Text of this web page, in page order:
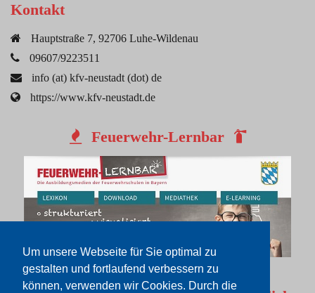
Um unsere Webseite für Sie optimal zu
gestalten und fortlaufend verbessern zu
können, verwenden wir Cookies. Durch die
Kontakt
Hauptstraße 7, 92706 Luhe-Wildenau
09607/9223511
info (at) kfv-neustadt (dot) de
https://www.kfv-neustadt.de
Feuerwehr-Lernbar